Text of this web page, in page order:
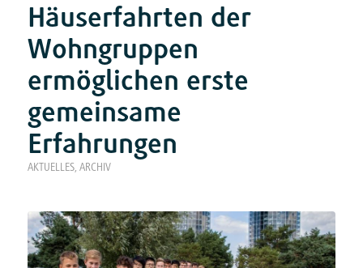
Häuserfahrten der
Wohngruppen
ermöglichen erste
gemeinsame
Erfahrungen
AKTUELLES, ARCHIV